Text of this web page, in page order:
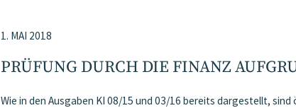
1. MAI 2018
PRÜFUNG DURCH DIE FINANZ
Wie in den Ausgaben KI 08/15 und 03/16 bereits dargestellt,